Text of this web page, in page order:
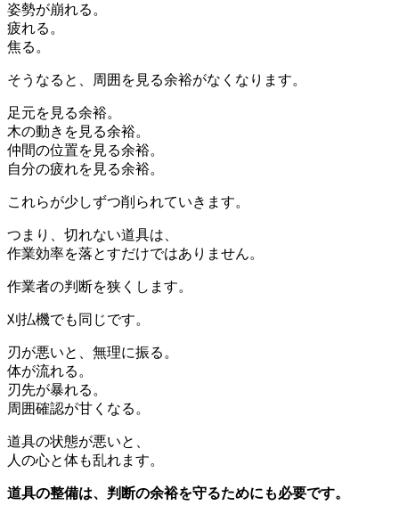
姿勢が崩れる。
疲れる。
焦る。
そうなると、周囲を見る余裕がなくなります。
足元を見る余裕。
木の動きを見る余裕。
仲間の位置を見る余裕。
自分の疲れを見る余裕。
これらが少しずつ削られていきます。
つまり、切れない道具は、
作業効率を落とすだけではありません。
作業者の判断を狭くします。
刈払機でも同じです。
刃が悪いと、無理に振る。
体が流れる。
刃先が暴れる。
周囲確認が甘くなる。
道具の状態が悪いと、
人の心と体も乱れます。
道具の整備は、判断の余裕を守るためにも必要です。